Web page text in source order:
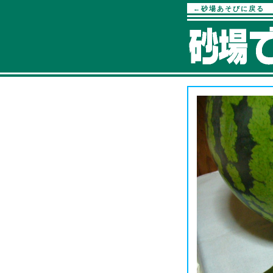
←砂場あそびに戻る